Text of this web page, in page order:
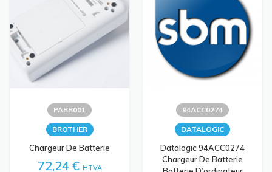
PABB001
BROTHER
Chargeur De Batterie
72,24 € HTVA
94ACC0274
DATALOGIC
Datalogic 94ACC0274
Chargeur De Batterie